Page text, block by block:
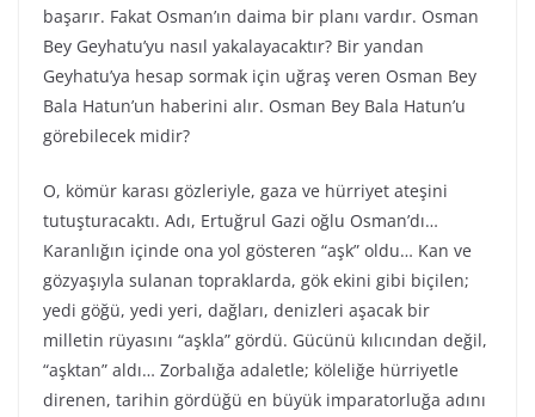
başarır. Fakat Osman’ın daima bir planı vardır. Osman
Bey Geyhatu’yu nasıl yakalayacaktır? Bir yandan
Geyhatu’ya hesap sormak için uğraş veren Osman Bey
Bala Hatun’un haberini alır. Osman Bey Bala Hatun’u
görebilecek midir?
O, kömür karası gözleriyle, gaza ve hürriyet ateşini
tutuşturacaktı. Adı, Ertuğrul Gazi oğlu Osman’dı…
Karanlığın içinde ona yol gösteren “aşk” oldu… Kan ve
gözyaşıyla sulanan topraklarda, gök ekini gibi biçilen;
yedi göğü, yedi yeri, dağları, denizleri aşacak bir
milletin rüyasını “aşkla” gördü. Gücünü kılıcından değil,
“aşktan” aldı… Zorbalığa adaletle; köleliğe hürriyetle
direnen, tarihin gördüğü en büyük imparatorluğa adını